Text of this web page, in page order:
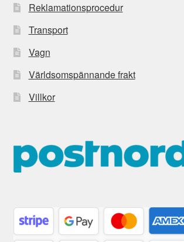
Reklamationsprocedur
Transport
Vagn
Världsomspännande frakt
Villkor